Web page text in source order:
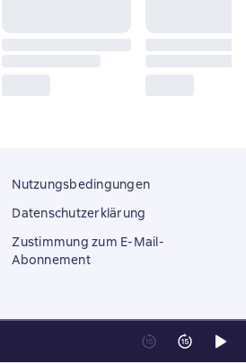
Nutzungsbedingungen
Datenschutzerklärung
Zustimmung zum E-Mail-
Abonnement